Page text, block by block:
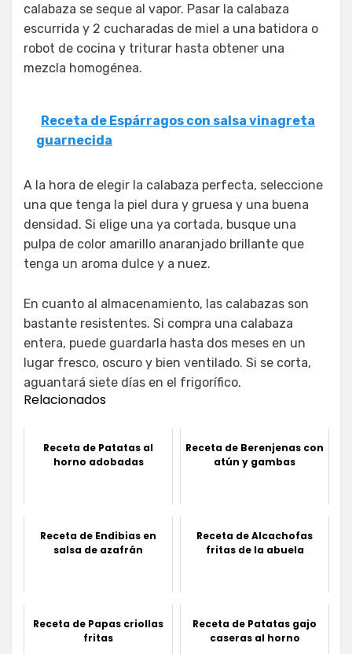
calabaza se seque al vapor. Pasar la calabaza
escurrida y 2 cucharadas de miel a una batidora o
robot de cocina y triturar hasta obtener una
mezcla homogénea.
Receta de Espárragos con salsa vinagreta
guarnecida
A la hora de elegir la calabaza perfecta, seleccione
una que tenga la piel dura y gruesa y una buena
densidad. Si elige una ya cortada, busque una
pulpa de color amarillo anaranjado brillante que
tenga un aroma dulce y a nuez.
En cuanto al almacenamiento, las calabazas son
bastante resistentes. Si compra una calabaza
entera, puede guardarla hasta dos meses en un
lugar fresco, oscuro y bien ventilado. Si se corta,
aguantará siete días en el frigorífico.
Relacionados
Receta de Patatas al
horno adobadas
Receta de Berenjenas con
atún y gambas
Receta de Endibias en
salsa de azafrán
Receta de Alcachofas
fritas de la abuela
Receta de Papas criollas
fritas
Receta de Patatas gajo
caseras al horno